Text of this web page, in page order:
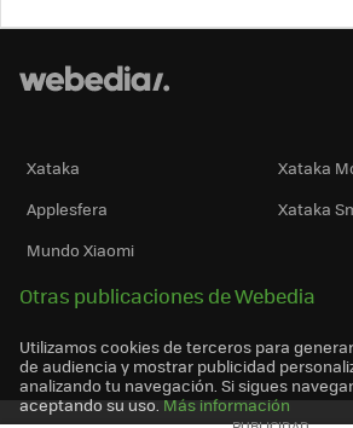
Xataka
Xataka
Applesfera
Xataka
Mundo Xiaomi
Otras publicaciones de Webedia
Utilizamos cookies de terceros para
de audiencia y mostrar publicidad
analizando tu navegación. Si sigues
aceptando su uso. Más información